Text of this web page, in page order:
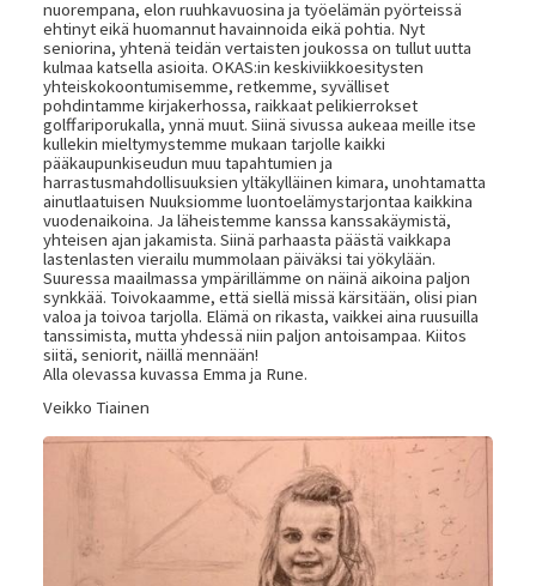
nuorempana, elon ruuhkavuosina ja työelämän pyörteissä
ehtinyt eikä huomannut havainnoida eikä pohtia. Nyt
seniorina, yhtenä teidän vertaisten joukossa on tullut uutta
kulmaa katsella asioita. OKAS:in keskiviikkoesitysten
yhteiskokoontumisemme, retkemme, syvälliset
pohdintamme kirjakerhossa, raikkaat pelikierrokset
golffariporukalla, ynnä muut. Siinä sivussa aukeaa meille itse
kullekin mieltymystemme mukaan tarjolle kaikki
pääkaupunkiseudun muu tapahtumien ja
harrastusmahdollisuuksien yltäkylläinen kimara, unohtamatta
ainutlaatuisen Nuuksiomme luontoelämystarjontaa kaikkina
vuodenaikoina. Ja läheistemme kanssa kanssakäymistä,
yhteisen ajan jakamista. Siinä parhaasta päästä vaikkapa
lastenlasten vierailu mummolaan päiväksi tai yökylään.
Suuressa maailmassa ympärillämme on näinä aikoina paljon
synkkää. Toivokaamme, että siellä missä kärsitään, olisi pian
valoa ja toivoa tarjolla. Elämä on rikasta, vaikkei aina ruusuilla
tanssimista, mutta yhdessä niin paljon antoisampaa. Kiitos
siitä, seniorit, näillä mennään!
Alla olevassa kuvassa Emma ja Rune.
Veikko Tiainen